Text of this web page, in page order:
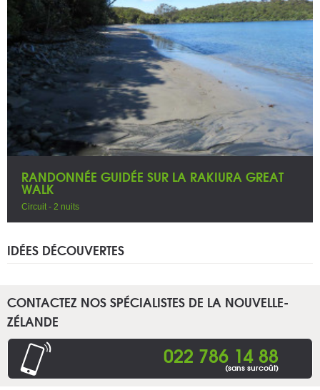
RANDONNÉE GUIDÉE SUR LA RAKIURA GREAT
WALK
Circuit - 2 nuits
IDÉES DÉCOUVERTES
CONTACTEZ NOS SPÉCIALISTES DE LA NOUVELLE-
ZÉLANDE
022 786 14 88
(sans surcoût)